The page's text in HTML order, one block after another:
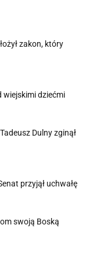
zakon, który
wiejskimi dziećmi
Dulny zginął
przyjął uchwałę
swoją Boską